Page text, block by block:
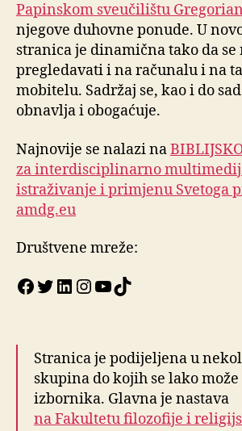
Papinskom sveučilištu
njegove duhovne ponude. U
stranica je dinamična tako da se
pregledavati i na računalu i na
mobitelu. Sadržaj se, kao i do
obnavlja i obogaćuje.
Najnovije se nalazi na
za interdisciplinarno
istraživanje i primjenu Svetoga
amdg.eu
Društvene mreže:
Facebook
Twitter
LinkedIn
Instagram
YouTube
TikTok
Stranica je podijeljena u
skupina do kojih se lako
izbornika. Glavna je nastava
na Fakultetu filozofije i